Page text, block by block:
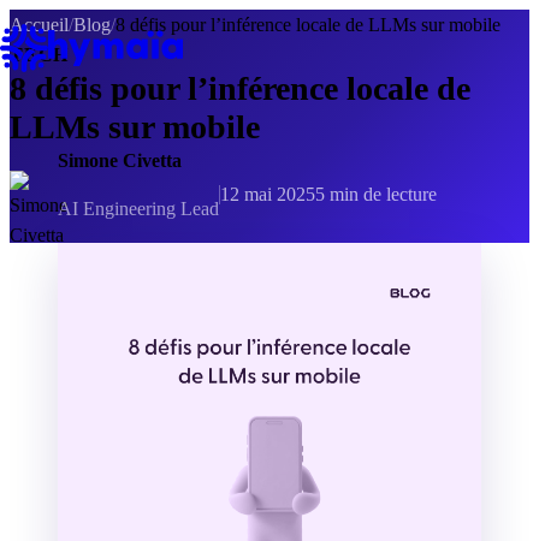
Accueil/Blog/8 défis pour l’inférence locale de LLMs sur mobile
TECH
8 défis pour l’inférence locale de
LLMs sur mobile
Simone Civetta
AI Engineering Lead
12 mai 20255 min de lecture
Panneau de gestion des cookies